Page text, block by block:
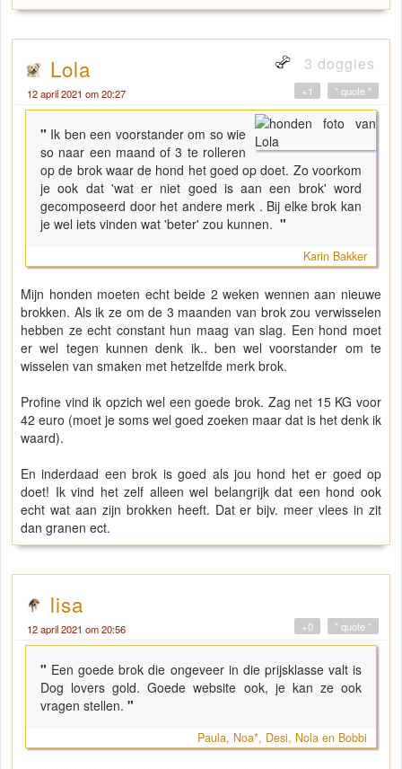
Lola 3 doggies
12 april 2021 om 20:27 " quote "
+1
" Ik ben een voorstander om so wie
so naar een maand of 3 te rolleren
op de brok waar de hond het goed op doet. Zo voorkom
je ook dat 'wat er niet goed is aan een brok' word
gecomposeerd door het andere merk . Bij elke brok kan
je wel iets vinden wat 'beter' zou kunnen. "
Karin Bakker
Mijn honden moeten echt beide 2 weken wennen aan nieuwe
brokken. Als ik ze om de 3 maanden van brok zou verwisselen
hebben ze echt constant hun maag van slag. Een hond moet
er wel tegen kunnen denk ik.. ben wel voorstander om te
wisselen van smaken met hetzelfde merk brok.
Profine vind ik opzich wel een goede brok. Zag net 15 KG voor
42 euro (moet je soms wel goed zoeken maar dat is het denk ik
waard).
En inderdaad een brok is goed als jou hond het er goed op
doet! Ik vind het zelf alleen wel belangrijk dat een hond ook
echt wat aan zijn brokken heeft. Dat er bijv. meer vlees in zit
dan granen ect.
lisa
12 april 2021 om 20:56 " quote "
+0
" Een goede brok die ongeveer in die prijsklasse valt is
Dog lovers gold. Goede website ook, je kan ze ook
vragen stellen. "
Paula, Noa*, Desi, Nola en Bobbi